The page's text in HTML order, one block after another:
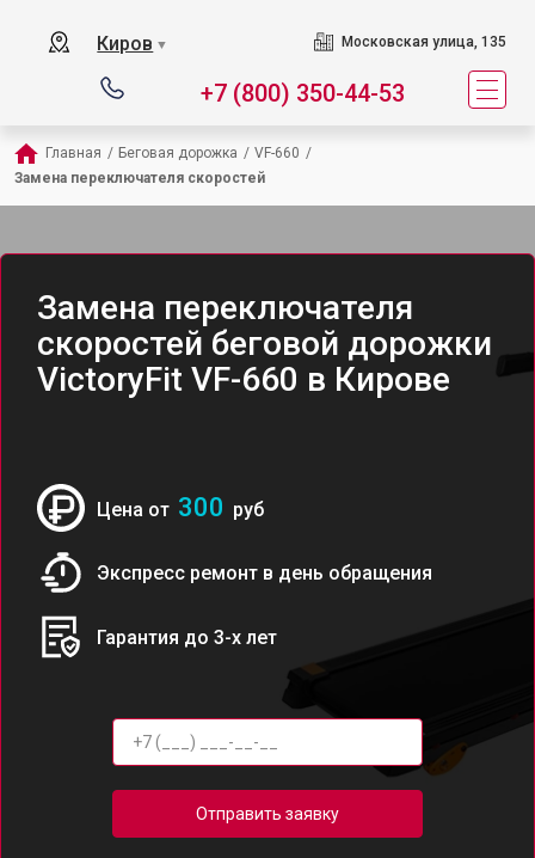
Киров ▼ Московская улица, 135
+7 (800) 350-44-53
Главная / Беговая дорожка / VF-660 /
Замена переключателя скоростей
Замена переключателя
скоростей беговой дорожки
VictoryFit VF-660 в Кирове
Цена от 300 руб
Экспресс ремонт в день обращения
Гарантия до 3-х лет
Отправить заявку